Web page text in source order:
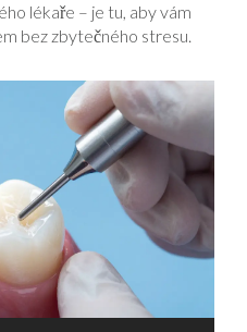
lékaře – je tu, aby vám
bez zbytečného stresu.